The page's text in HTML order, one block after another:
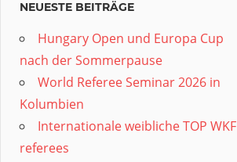
NEUESTE BEITRÄGE
Hungary Open und Europa Cup
nach der Sommerpause
World Referee Seminar 2026 in
Kolumbien
Internationale weibliche TOP WKF
referees